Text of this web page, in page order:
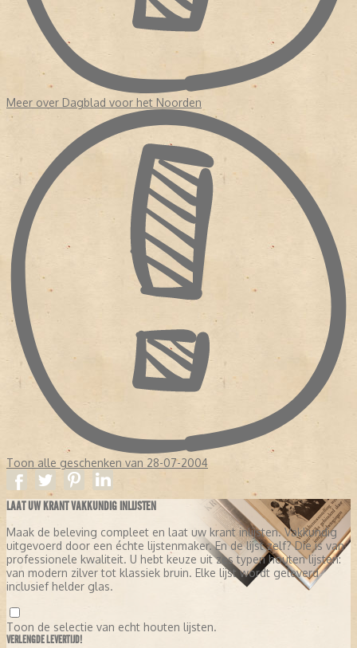
Meer over Dagblad voor het Noorden
Toon alle geschenken van 28-07-2004
LAAT UW KRANT VAKKUNDIG INLIJSTEN
Maak de beleving compleet en laat uw krant inlijsten. Vakkundig
uitgevoerd door een échte lijstenmaker. En de lijst zelf? Die is van
professionele kwaliteit. U hebt keuze uit zes typen houten lijsten:
van modern zilver tot klassiek bruin. Elke lijst wordt geleverd
inclusief helder glas.
Toon de selectie van echt houten lijsten.
VERLENGDE LEVERTIJD!